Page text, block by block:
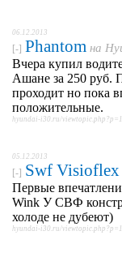
06.12.2013
[-] Phantom на
Вчера купил
Ашане за 250 руб.
проходит но пока
положительные.
hyundai-i30.ru/
05.12.2013
[-] Swf Visioflex
Первые
Wink У СВФ
холоде не дубеют)
hyundai-i30.ru/